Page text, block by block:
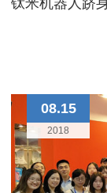
钛米机器人跻
08.15
2018